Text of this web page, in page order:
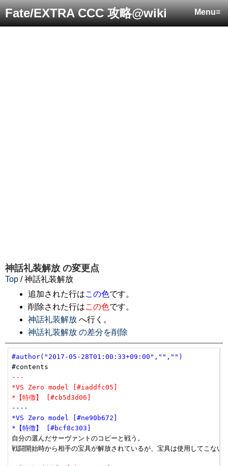
Menu≡
Fate/EXTRA CCC 攻略@wiki
神話礼装解放 の変更点
Top / 神話礼装解放
追加された行はこの色です。
削除された行はこの色です。
神話礼装解放 へ行く。
神話礼装解放 の差分を削除
#author("2017-05-28T01:00:33+09:00","","")
---
*VS Zero model [#iaddfc05]
*【特徴】 [#cb5d3d06]
----
*VS Zero model [#ne90b672]
*【特徴】 [#bcf8c303]
自分の選んだサーヴァントのコピーと戦う。
戦闘開始時から相手の宝具が解放されているが、宝具は使用してこない